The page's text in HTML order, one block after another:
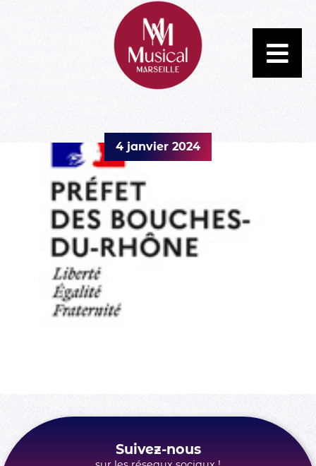
4 janvier 2024
Suivez-nous